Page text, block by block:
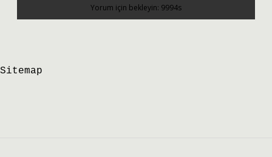
Sitemap